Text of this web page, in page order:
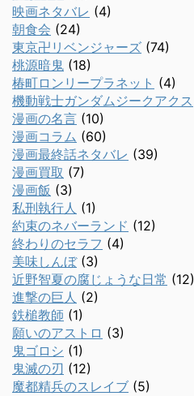
映画ネタバレ (4)
朝食会 (24)
東京卍リベンジャーズ (74)
桃源暗鬼 (18)
椿町ロンリープラネット (4)
機動戦士ガンダムジークアクス
漫画の名言 (10)
漫画コラム (60)
漫画最終話ネタバレ (39)
漫画買取 (7)
漫画飯 (3)
私刑執行人 (1)
約束のネバーランド (12)
終わりのセラフ (4)
美味しんぼ(3)
近野智夏の腐じょうな日常 (12)
進撃の巨人 (2)
鉄槌教師 (1)
願いのアストロ (3)
鬼ゴロシ (1)
鬼滅の刃 (12)
魔都精兵のスレイブ (5)